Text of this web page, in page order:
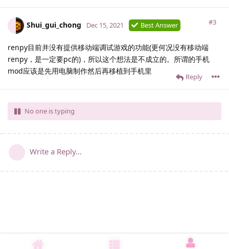
Shui_gui_chong #3
Dec 15, 2021 Best Answer
renpy目前并没有提供移动端调试游戏的功能(更何况没有移动端
renpy，是一定要pc的)，所以这个想法是不成立的。所谓的手机
mod应该是先用电脑制作然后再移植到手机里
Reply
No one is typing
Write a Reply...